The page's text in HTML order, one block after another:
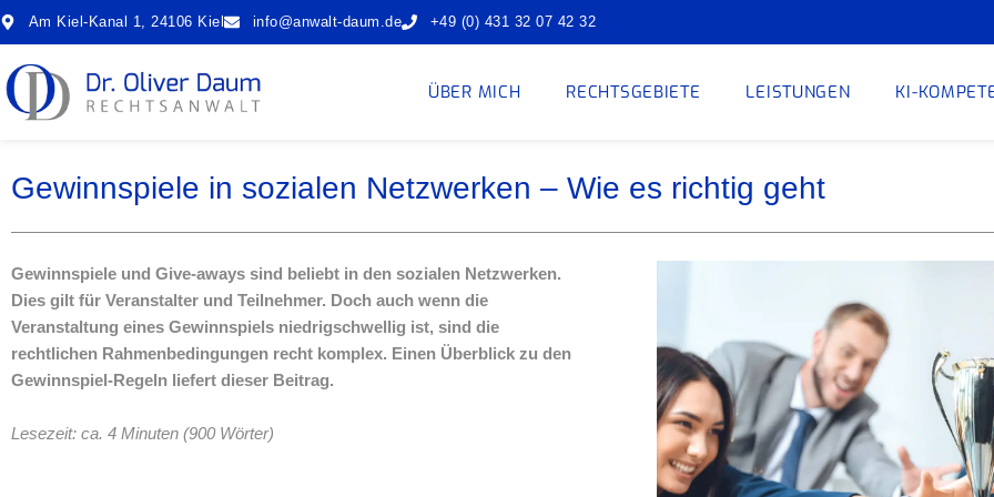
Zum
springen
Am Kiel-Kanal 1, 24106 Kiel info@anwalt-daum.de +49 (0) 431 32 07 42 32
ÜBER MICH RECHTSGEBIETE LEISTUNGEN KI-
Gewinnspiele in sozialen Netzwerken – Wie es richtig geht
Gewinnspiele und Give-aways sind beliebt in den sozialen Netzwerken.
Dies gilt für Veranstalter und Teilnehmer. Doch auch wenn die
Veranstaltung eines Gewinnspiels niedrigschwellig ist, sind die
rechtlichen Rahmenbedingungen recht komplex. Einen Überblick zu den
Gewinnspiel-Regeln liefert dieser Beitrag.
Lesezeit: ca. 4 Minuten (900 Wörter)